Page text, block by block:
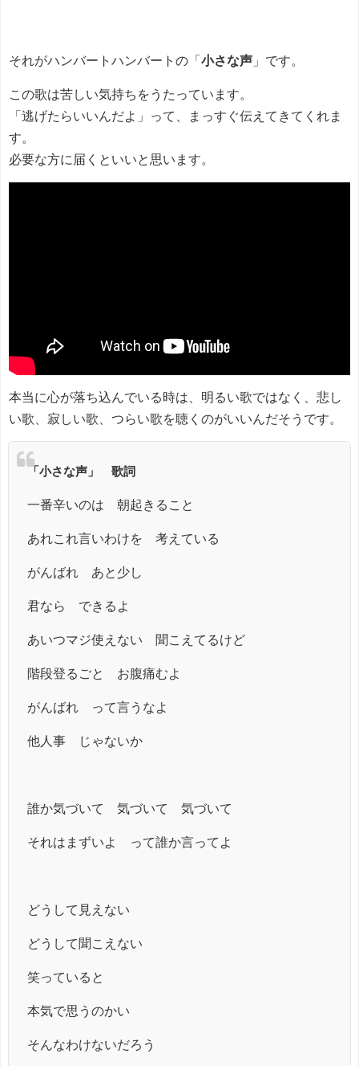
それがハンバートハンバートの「 小さな声 」です。
この歌は苦しい気持ちをうたっています。
「逃げたらいいんだよ」って、まっすぐ伝えてきてくれま
す。
必要な方に届くといいと思います。
本当に心が落ち込んでいる時は、明るい歌ではなく、悲し
い歌、寂しい歌、つらい歌を聴くのがいいんだそうです。
「小さな声」 歌詞
一番辛いのは 朝起きること
あれこれ言いわけを 考えている
がんばれ あと少し
君なら できるよ
あいつマジ使えない 聞こえてるけど
階段登るごと お腹痛むよ
がんばれ って言うなよ
他人事 じゃないか
誰か気づいて 気づいて 気づいて
それはまずいよ って誰か言ってよ
どうして見えない
どうして聞こえない
笑っていると
本気で思うのかい
そんなわけないだろう